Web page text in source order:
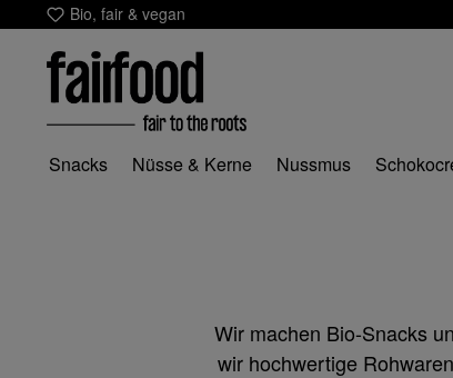
Hauptinhalt springen
Zur Suche springen
Zur Hauptnavigation springen
Bio, fair & vegan
Snacks Nüsse & Kerne Nussmus
Wir machen Bio-Snacks
wir hochwertige